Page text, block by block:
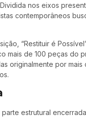
nos eixos
contemporâneos
“Restituir é
mais de 100 peças do
originalmente por mais
estrutural